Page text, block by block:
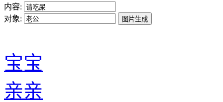
内容:
对象:
宝宝
亲亲